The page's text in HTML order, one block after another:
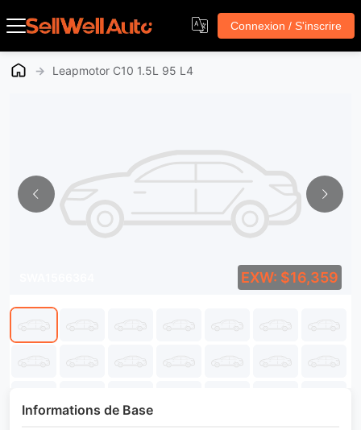
Connexion / S'inscrire
→ Leapmotor C10 1.5L 95 L4
EXW: $16,359
Informations de Base